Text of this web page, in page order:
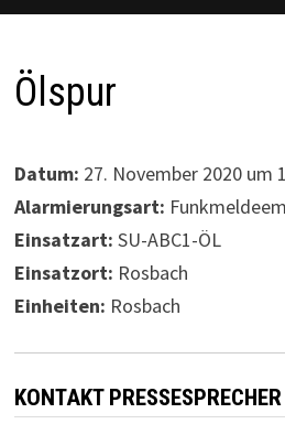
Ölspur
Datum: 27. November 2020 um
Alarmierungsart:
Einsatzart: SU-ABC1-ÖL
Einsatzort: Rosbach
Einheiten: Rosbach
KONTAKT PRESSESPRECHER